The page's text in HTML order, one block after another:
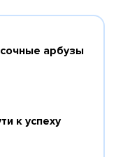
арбузы
к успеху